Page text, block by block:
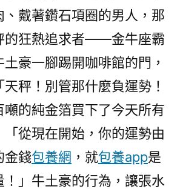
、戴著鑽石項圈的男人，那
的狂熱追求者——金牛座霸
豪一腳踢開咖啡館的門，
秤！別管那什麼負運勢！
噸的純金箔買下了今天所有
「從現在開始，你的運勢由
金錢包養網 ，就包養app是
！」牛土豪的行為，讓張水